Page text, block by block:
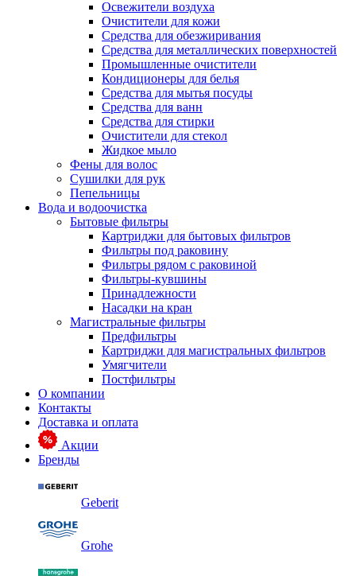
Освежители воздуха
Очистители для кожи
Средства для обезжиривания
Средства для металлических поверхностей
Промышленные очистители
Кондиционеры для белья
Средства для мытья посуды
Средства для ванн
Средства для стирки
Очистители для стекол
Жидкое мыло
Фены для волос
Сушилки для рук
Пепельницы
Вода и водоочистка
Бытовые фильтры
Картриджи для бытовых фильтров
Фильтры под раковину
Фильтры рядом с раковиной
Фильтры-кувшины
Принадлежности
Насадки на кран
Магистральные фильтры
Предфильтры
Картриджи для магистральных фильтров
Умягчители
Постфильтры
О компании
Контакты
Доставка и оплата
Акции
Бренды
Geberit
Grohe